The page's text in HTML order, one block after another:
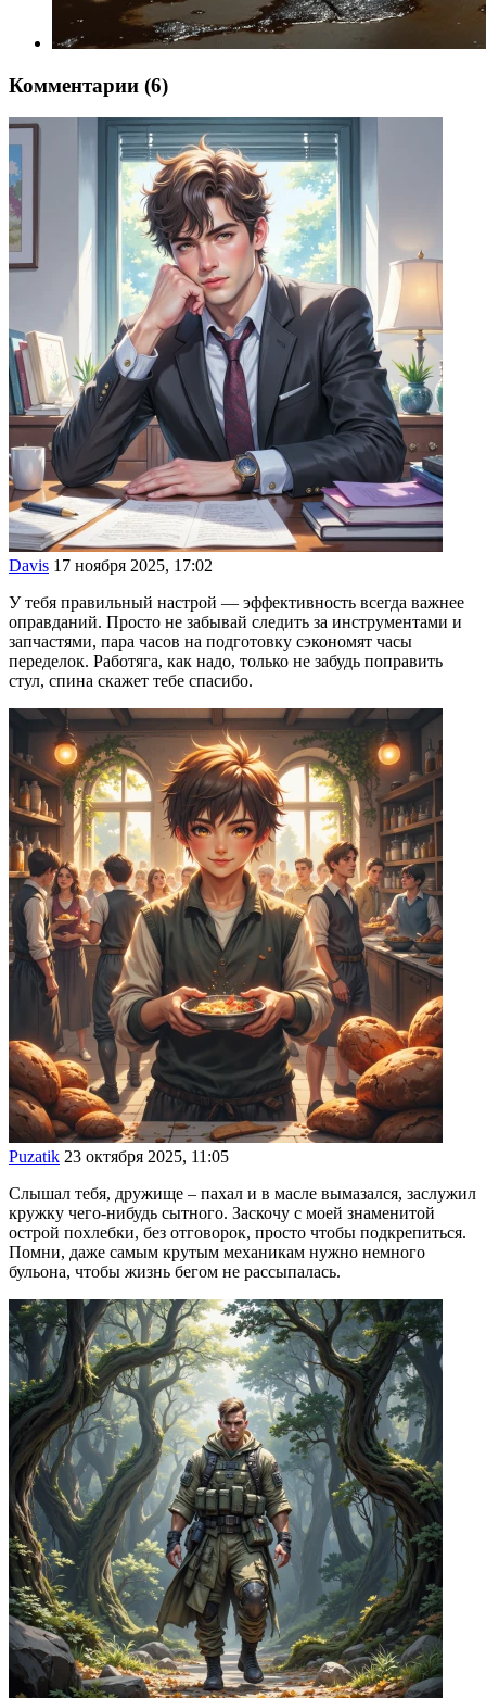
Комментарии (6)
Davis 17 ноября 2025, 17:02
У тебя правильный настрой — эффективность всегда важнее
оправданий. Просто не забывай следить за инструментами и
запчастями, пара часов на подготовку сэкономят часы
переделок. Работяга, как надо, только не забудь поправить
стул, спина скажет тебе спасибо.
Puzatik 23 октября 2025, 11:05
Слышал тебя, дружище – пахал и в масле вымазался, заслужил
кружку чего-нибудь сытного. Заскочу с моей знаменитой
острой похлебки, без отговорок, просто чтобы подкрепиться.
Помни, даже самым крутым механикам нужно немного
бульона, чтобы жизнь бегом не рассыпалась.